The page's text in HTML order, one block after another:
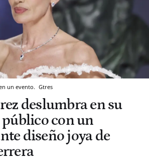
un evento. Gtres
deslumbra en su
con un
diseño joya de